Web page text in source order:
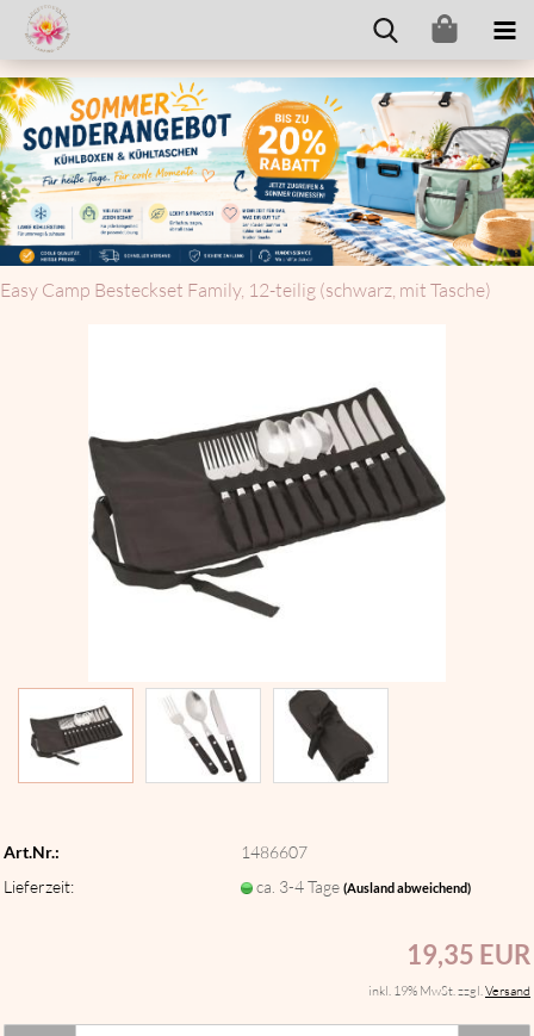
Easy Camp Be­steck­set Fa­mi­ly, 12-​teilig (schwarz, mit Ta­sche)
Art.Nr.:
1486607
Lieferzeit:
ca. 3-4 Tage(Ausland abweichend)
19,35 EUR
inkl. 19% MwSt. zzgl.Versand